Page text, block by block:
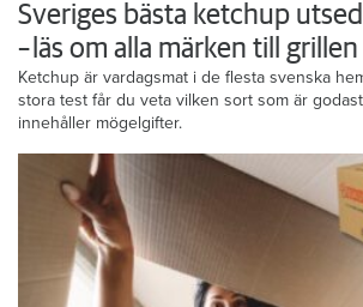
Sveriges bästa ketchup
– läs om alla märken till grillen
Ketchup är vardagsmat i de flesta svenska
stora test får du veta vilken sort som är
innehåller mögelgifter.